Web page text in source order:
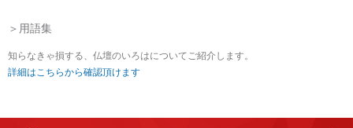
＞用語集
知らなきゃ損する、仏壇のいろはについてご紹介します。
詳細はこちらから確認頂けます